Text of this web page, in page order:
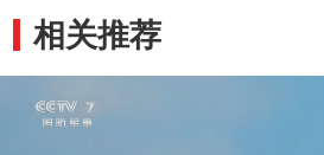
相关推荐